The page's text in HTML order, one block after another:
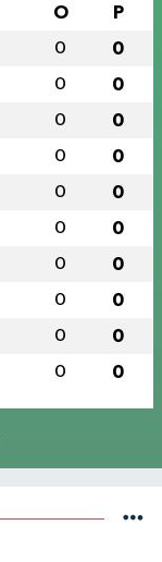
O P
0 0
0 0
0 0
0 0
0 0
0 0
0 0
0 0
0 0
0 0